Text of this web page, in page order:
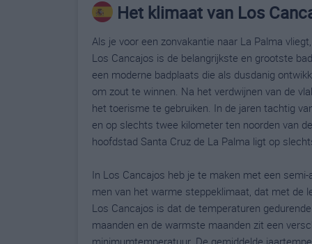
Het klimaat van Los
Als je voor een zonvakantie naar La Palma
Los Cancajos is de belangrijkste en grootste
een moderne badplaats die als dusdanig
om zout te winnen. Na het verdwijnen van de
het toerisme te gebruiken. In de jaren tachtig
en op slechts twee kilometer ten noorden van
hoofdstad Santa Cruz de La Palma ligt op
In Los Cancajos heb je te maken met een
men van het warme steppeklimaat, dat met de
Los Cancajos is dat de temperaturen
maanden en de warmste maanden zit een
minimumtemperatuur. De gemiddelde